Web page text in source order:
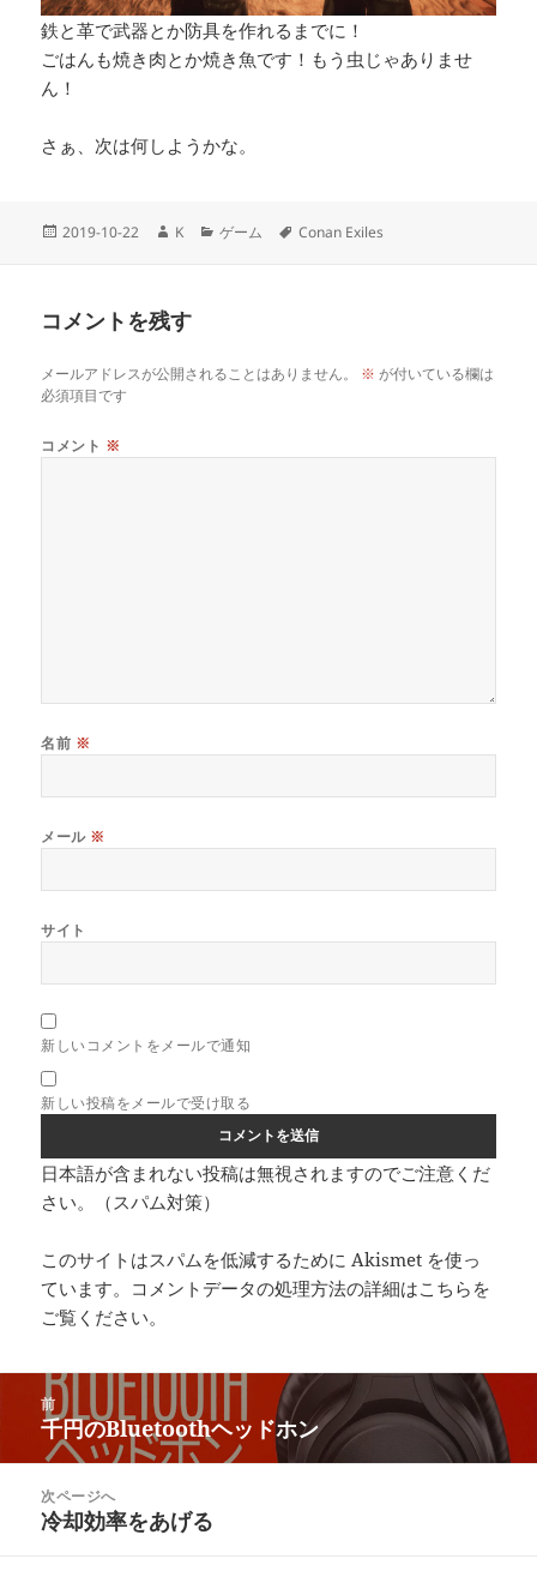
鉄と革で武器とか防具を作れるまでに！
ごはんも焼き肉とか焼き魚です！もう虫じゃありませ
ん！
さぁ、次は何しようかな。
投
2019-10-22
作
K
カ
ゲーム
タ
Conan Exiles
コメントを残す
メールアドレスが公開されることはありません。 ※ が付いている欄は
必須項目です
コメント ※
名前 ※
メール ※
サイト
新しいコメントをメールで通知
新しい投稿をメールで受け取る
日本語が含まれない投稿は無視されますのでご注意くだ
さい。（スパム対策）
このサイトはスパムを低減するために Akismet を使っ
ています。 コメントデータの処理方法の詳細はこちらを
ご覧ください。
前
前
の
投
稿:
千円のBluetoothヘッドホン
次ページへ
次
冷却効率をあげる